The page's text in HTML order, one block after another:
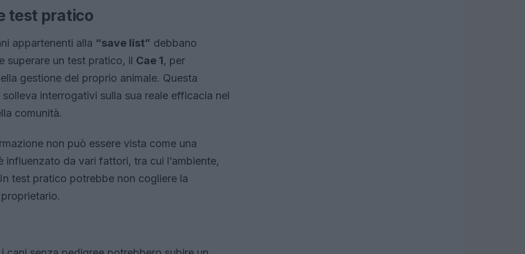
test pratico
appartenenti alla “save list” debbano
superare un test pratico, il Cae 1, per
gestione del proprio animale. Questa
interrogativi sulla sua reale efficacia nel
comunità.
non può essere vista come una
influenzato da vari fattori, tra cui l’ambiente,
test pratico potrebbe non cogliere la